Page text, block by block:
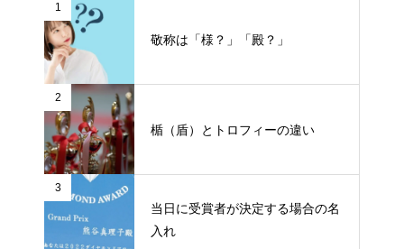
1
敬称は「様？」「殿？」
2
楯（盾）とトロフィーの違い
3
当日に受賞者が決定する場合の名
入れ